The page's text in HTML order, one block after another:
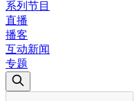
系列节目
直播
播客
互动新闻
专题